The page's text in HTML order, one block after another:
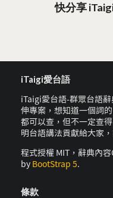
快分享
iTaigi愛台語
iTaigi愛台語-群眾台語
伸專案，想知道一個詞
都可以查，但不一定查
明台語講法貢獻給大家
程式授權 MIT，辭典內
by BootStrap 5.
條款